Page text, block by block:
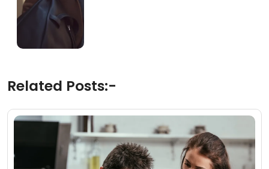
Related Posts:-